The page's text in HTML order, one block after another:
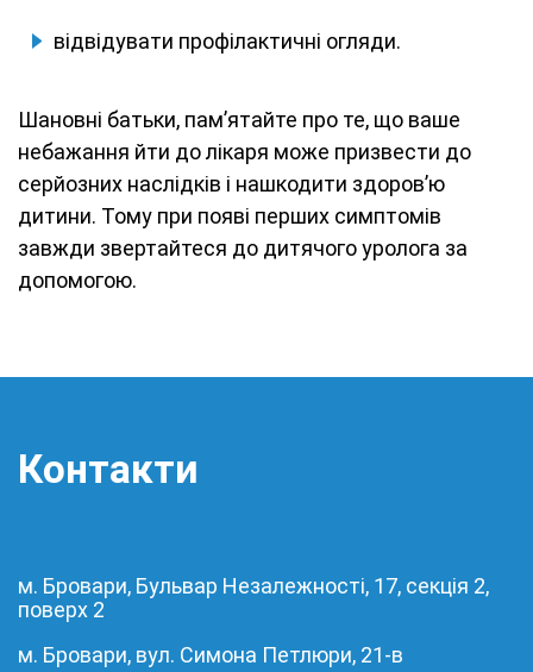
відвідувати профілактичні огляди.
Шановні батьки, пам’ятайте про те, що ваше
небажання йти до лікаря може призвести до
серйозних наслідків і нашкодити здоров’ю
дитини. Тому при появі перших симптомів
завжди звертайтеся до дитячого уролога за
допомогою.
Контакти
м. Бровари, Бульвар Незалежності, 17, секція 2,
поверх 2
м. Бровари, вул. Симона Петлюри, 21-в